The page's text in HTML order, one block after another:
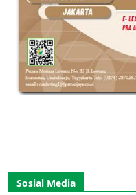
Sosial Media